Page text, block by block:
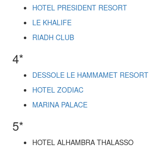
HOTEL PRESIDENT RESORT
LE KHALIFE
RIADH CLUB
4*
DESSOLE LE HAMMAMET RESORT
HOTEL ZODIAC
MARINA PALACE
5*
HOTEL ALHAMBRA THALASSO